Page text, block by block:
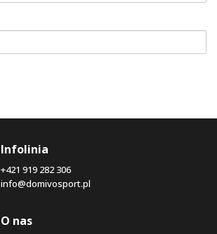
Infolinia
+421 919 282 306
info@domivosport.pl
O nas